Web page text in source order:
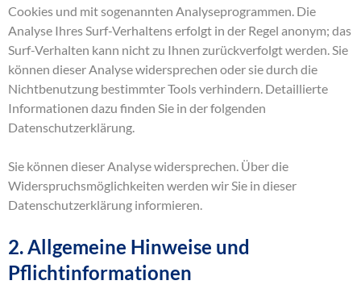
Cookies und mit sogenannten Analyseprogrammen. Die
Analyse Ihres Surf-Verhaltens erfolgt in der Regel anonym; das
Surf-Verhalten kann nicht zu Ihnen zurückverfolgt werden. Sie
können dieser Analyse widersprechen oder sie durch die
Nichtbenutzung bestimmter Tools verhindern. Detaillierte
Informationen dazu finden Sie in der folgenden
Datenschutzerklärung.
Sie können dieser Analyse widersprechen. Über die
Widerspruchsmöglichkeiten werden wir Sie in dieser
Datenschutzerklärung informieren.
2. Allgemeine Hinweise und
Pflichtinformationen